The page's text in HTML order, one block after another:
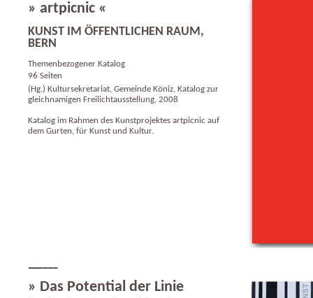
» artpicnic «
KUNST IM ÖFFENTLICHEN RAUM,
BERN
Themenbezogener Katalog
96 Seiten
(Hg.) Kultursekretariat, Gemeinde Köniz, Katalog zur
gleichnamigen Freilichtausstellung, 2008
Katalog im Rahmen des Kunstprojektes artpicnic auf
dem Gurten, für Kunst und Kultur.
» Das Potential der Linie